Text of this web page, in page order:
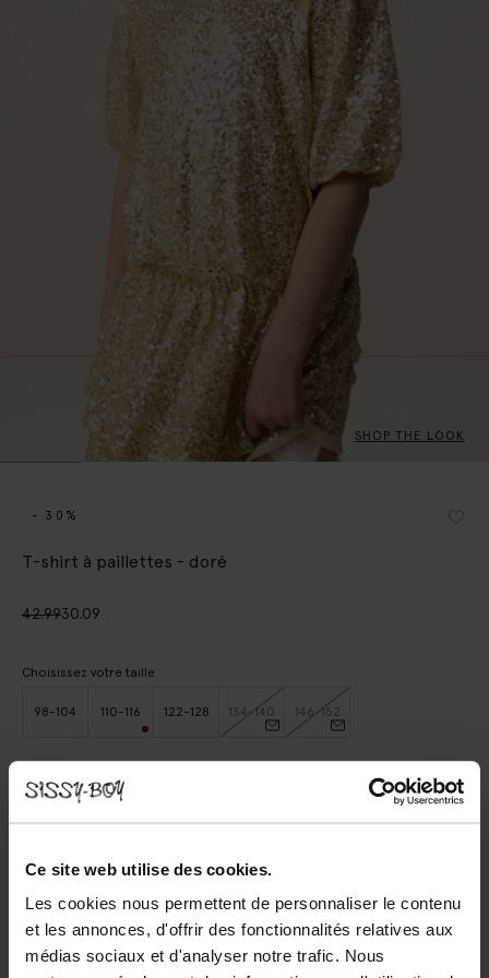
Ce site web utilise des cookies.
Les cookies nous permettent de personnaliser le contenu
et les annonces, d'offrir des fonctionnalités relatives aux
médias sociaux et d'analyser notre trafic. Nous
SHOP THE LOOK
- 30%
T-shirt à paillettes - doré
42.9930.09
Choisissez votre taille
98-104 110-116 122-128 134-140 146-152